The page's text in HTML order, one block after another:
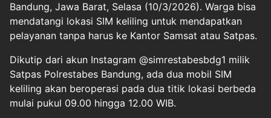
Bandung, Jawa Barat, Selasa (10/3/2026). Warga bisa
mendatangi lokasi SIM keliling untuk mendapatkan
pelayanan tanpa harus ke Kantor Samsat atau Satpas.
Dikutip dari akun Instagram @simrestabesbdg1 milik
Satpas Polrestabes Bandung, ada dua mobil SIM
keliling akan beroperasi pada dua titik lokasi berbeda
mulai pukul 09.00 hingga 12.00 WIB.